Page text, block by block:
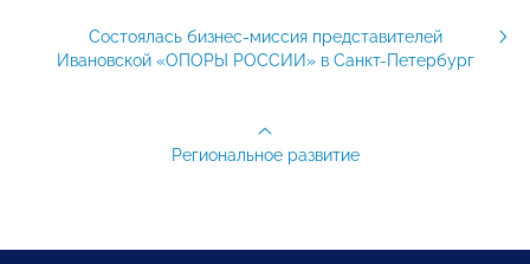
Состоялась бизнес-миссия представителей
Ивановской «ОПОРЫ РОССИИ» в Санкт-Петербург
Региональное развитие